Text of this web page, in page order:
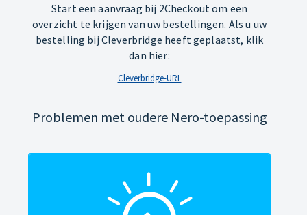
Start een aanvraag bij 2Checkout om een
overzicht te krijgen van uw bestellingen. Als u uw
bestelling bij Cleverbridge heeft geplaatst, klik
dan hier:
Cleverbridge-URL
Problemen met oudere Nero-toepassing